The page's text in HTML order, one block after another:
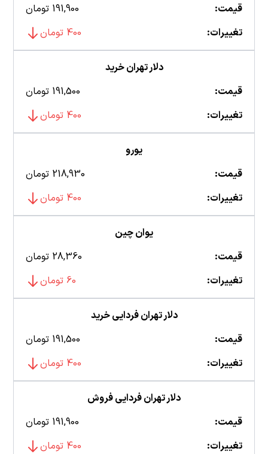
قیمت:
191,900 تومان
تغییرات:
400 تومان
دلار تهران خرید
قیمت:
191,500 تومان
تغییرات:
400 تومان
یورو
قیمت:
218,930 تومان
تغییرات:
400 تومان
یوان چین
قیمت:
28,360 تومان
تغییرات:
60 تومان
دلار تهران فردایی خرید
قیمت:
191,500 تومان
تغییرات:
400 تومان
دلار تهران فردایی فروش
قیمت:
191,900 تومان
تغییرات:
400 تومان